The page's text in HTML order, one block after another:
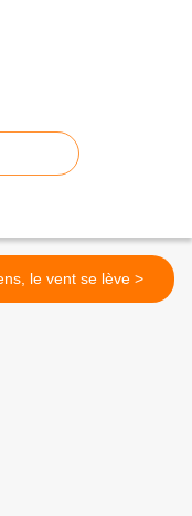
Tiens, le vent se lève >